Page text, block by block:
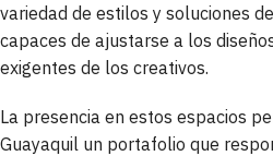
variedad de estilos y soluciones
capaces de ajustarse a los
exigentes de los creativos.
La presencia en estos espacios
Guayaquil un portafolio que